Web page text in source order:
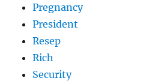
Pregnancy
President
Resep
Rich
Security